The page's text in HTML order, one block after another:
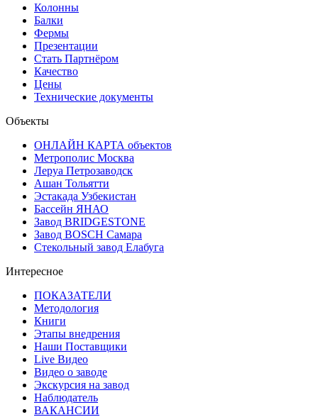
Колонны
Балки
Фермы
Презентации
Стать Партнёром
Качество
Цены
Технические документы
Объекты
ОНЛАЙН КАРТА объектов
Метрополис Москва
Леруа Петрозаводск
Ашан Тольятти
Эстакада Узбекистан
Бассейн ЯНАО
Завод BRIDGESTONE
Завод BOSCH Самара
Стекольный завод Елабуга
Интересное
ПОКАЗАТЕЛИ
Методология
Книги
Этапы внедрения
Наши Поставщики
Live Видео
Видео о заводе
Экскурсия на завод
Наблюдатель
ВАКАНСИИ